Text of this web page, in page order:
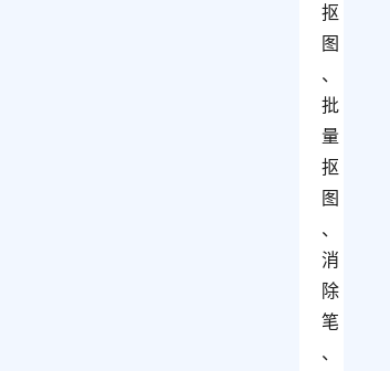
抠
图
、
批
量
抠
图
、
消
除
笔
、